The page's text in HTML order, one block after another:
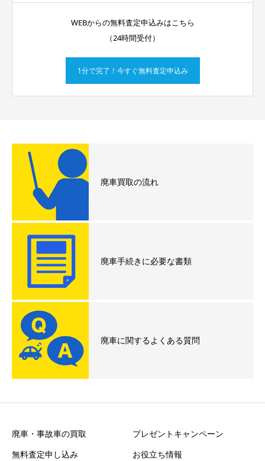
WEBからの無料査定申込みはこちら
（24時間受付）
1分で完了！今すぐ無料査定申込み
廃車買取の流れ
廃車手続きに必要な書類
廃車に関するよくある質問
廃車・事故車の買取
プレゼントキャンペーン
無料査定申し込み
お役立ち情報